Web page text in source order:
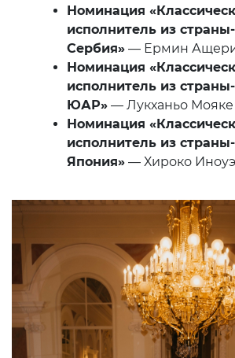
Номинация
исполнитель из
Сербия» — Ермин
Номинация
исполнитель из
ЮАР» — Лукханьо Мояке
Номинация
исполнитель из
Япония» — Хироко Иноуэ